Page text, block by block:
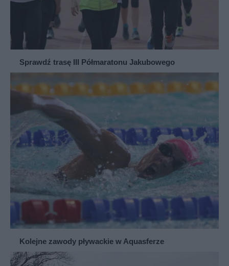
Sprawdź trasę III Półmaratonu Jakubowego
Kolejne zawody pływackie w Aquasferze